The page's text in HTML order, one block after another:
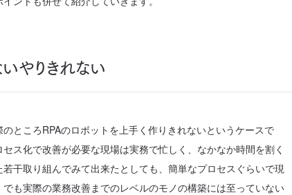
やりきれない
ところRPAのロボットを上手く作りきれないというケースで
ス化で改善が必要な現場は実務で忙しく、なかなか時間を割く
干取り組んでみて出来たとしても、簡単なプロセスぐらいで現
も実際の業務改善までのレベルのモノの構築には至っていない